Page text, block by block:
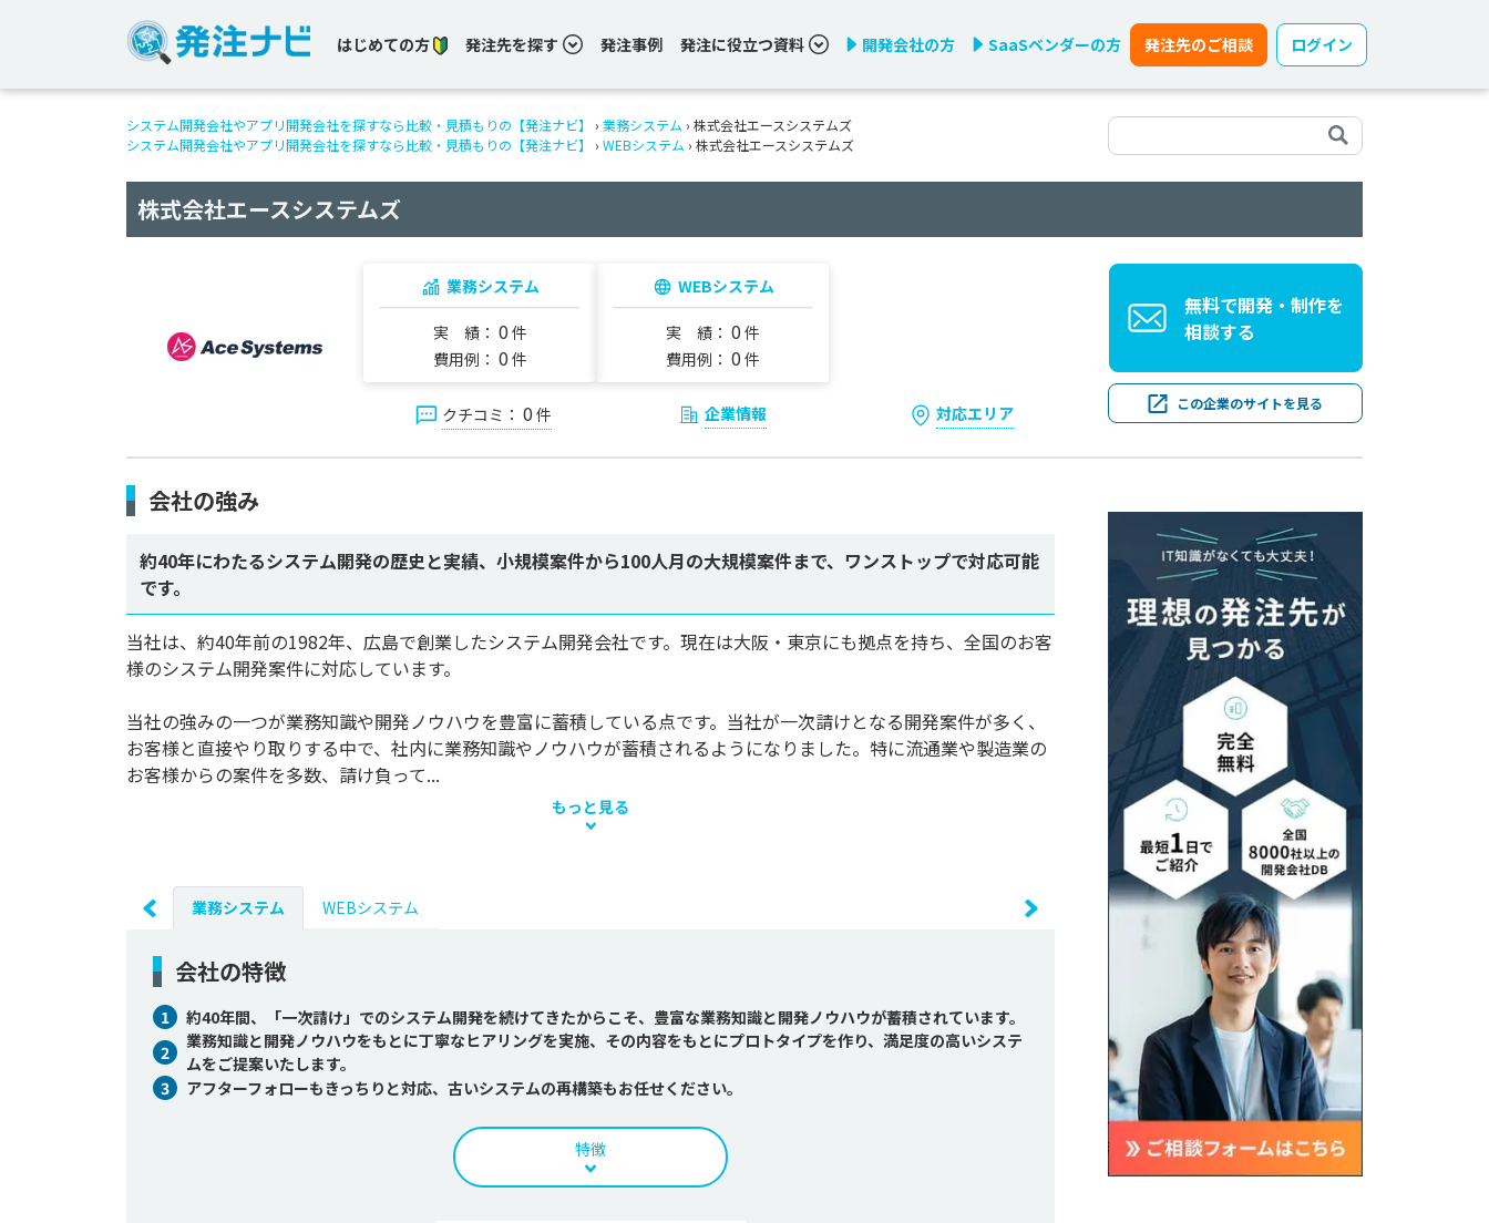
はじめての方 発注先を探す 発注事例 発注に役立つ資料 開発会社の方 SaaSベンダーの方 発注先のご相談 ログイン
システム開発会社やアプリ開発会社を探すなら比較・見積もりの【発注ナビ】 › 業務システム › 株式会社エースシステムズ
システム開発会社やアプリ開発会社を探すなら比較・見積もりの【発注ナビ】
› WEBシステム › 株式会社エースシステムズ
株式会社エースシステムズ
業務システム
実 績： 0 件
費用例： 0 件
WEBシステム
実 績： 0 件
費用例： 0 件
クチコミ： 0 件 企業情報 対応エリア
無料で開発・制作を
相談する
この企業のサイトを見る
会社の強み
約40年にわたるシステム開発の歴史と実績、小規模案件から100人月の大規模案件まで、ワンストップで対応可能
です。
当社は、約40年前の1982年、広島で創業したシステム開発会社です。現在は大阪・東京にも拠点を持ち、全国のお客
様のシステム開発案件に対応しています。
当社の強みの一つが業務知識や開発ノウハウを豊富に蓄積している点です。当社が一次請けとなる開発案件が多く、
お客様と直接やり取りする中で、社内に業務知識やノウハウが蓄積されるようになりました。特に流通業や製造業の
お客様からの案件を多数、請け負って...
もっと見る
業務システム WEBシステム
会社の特徴
1
約40年間、「一次請け」でのシステム開発を続けてきたからこそ、豊富な業務知識と開発ノウハウが蓄積されています。
2
業務知識と開発ノウハウをもとに丁寧なヒアリングを実施、その内容をもとにプロトタイプを作り、満足度の高いシステ
ムをご提案いたします。
3
アフターフォローもきっちりと対応、古いシステムの再構築もお任せください。
特徴